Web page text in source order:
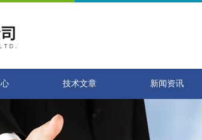
技术文章 新闻资讯